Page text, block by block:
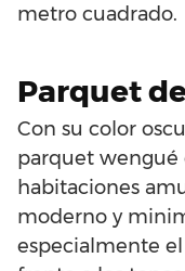
metro cuadrado.
Parquet
Con su color
parquet wengué
habitaciones
moderno y
especialmente